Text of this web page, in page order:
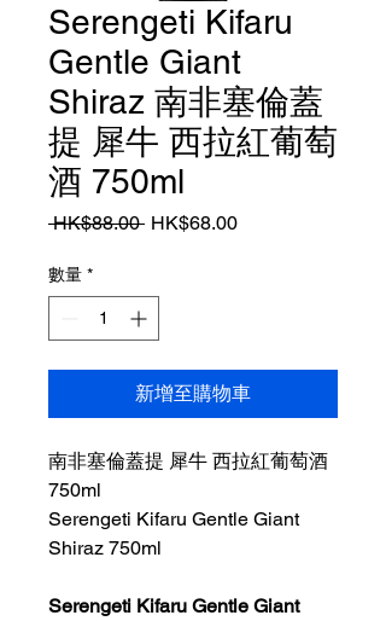
Serengeti Kifaru
Gentle Giant
Shiraz 南非塞倫蓋
提 犀牛 西拉紅葡萄
酒 750ml
HK$88.00 一
格
HK$68.00促
數量 *
新增至購物車
南非塞倫蓋提 犀牛 西拉紅葡萄酒
750ml
Serengeti Kifaru Gentle Giant
Shiraz 750ml
Serengeti Kifaru Gentle Giant